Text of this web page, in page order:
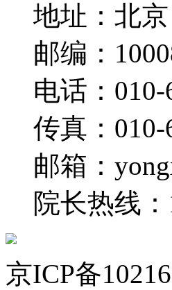
地址： 北
邮编：
电话： 010-
传真： 010-
邮箱：
院长热线：
京ICP备